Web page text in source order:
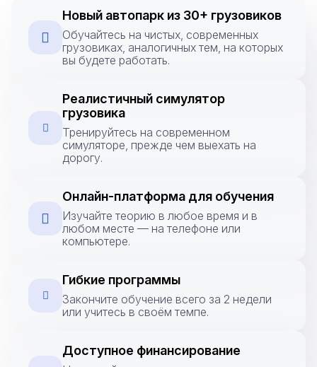
Новый автопарк из 30+ грузовиков
Обучайтесь на чистых, современных
грузовиках, аналогичных тем, на которых
вы будете работать.
Реалистичный симулятор
грузовика
Тренируйтесь на современном
симуляторе, прежде чем выехать на
дорогу.
Онлайн-платформа для обучения
Изучайте теорию в любое время и в
любом месте — на телефоне или
компьютере.
Гибкие программы
Закончите обучение всего за 2 недели
или учитесь в своём темпе.
Доступное финансирование